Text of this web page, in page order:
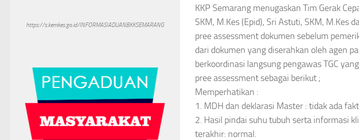
KKP Semarang menugaskan Tim Gerak
SKM, M.Kes (Epid), Sri Astuti, SKM, M.Kes
pree assessment dokumen sebelum
dari dokumen yang diserahkan oleh agen
berkoordinasi langsung pengawas TGC
pree assessment sebagai berikut ;
Memperhatikan :
1. MDH dan deklarasi Master : tidak ada
2. Hasil pindai suhu tubuh serta informasi
terakhir: normal.
https://s.kemkes.go.id/INFORMASIADUANBKKSEMARANG